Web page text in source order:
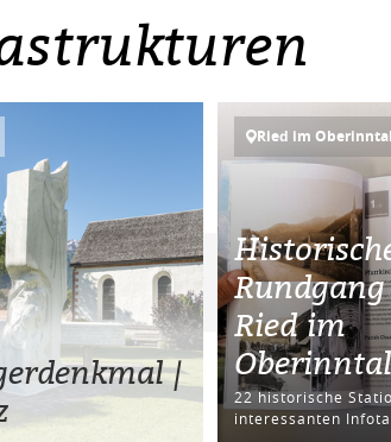
|
Ried im Oberinntal
Ried im
Oberinntal
22 historische
interessanten